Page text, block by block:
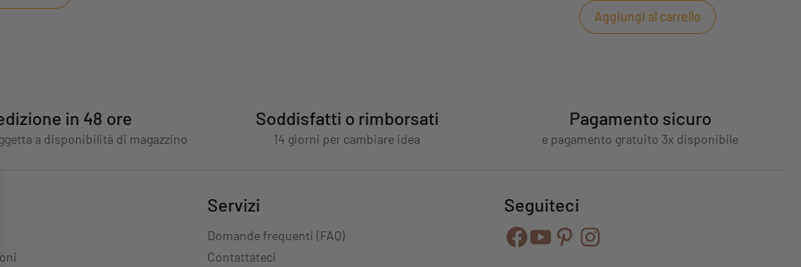
Aggiungi al carrello
in 48 ore
a disponibilità di magazzino
Soddisfatti o rimborsati
14 giorni per cambiare idea
Pagamento sicuro
e pagamento gratuito 3x disponibile
Servizi
Domande frequenti (FAQ)
Contattateci
Seguiteci